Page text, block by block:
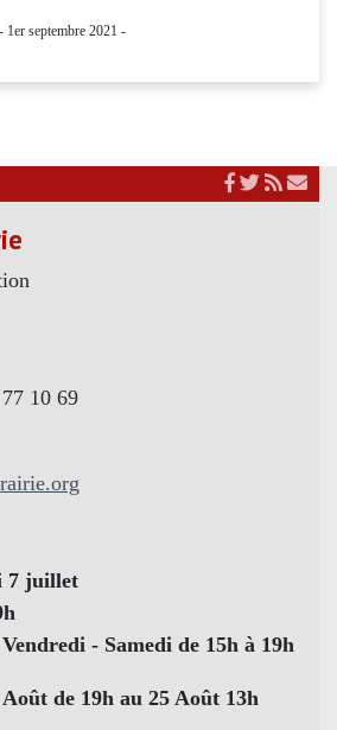
- 1er septembre 2021 -
10 69
7 juillet
- Samedi de 15h à 19h
de 19h au 25 Août 13h